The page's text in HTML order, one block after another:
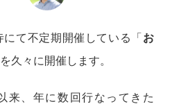
て不定期開催している「 お
を久々に開催します。
来、年に数回行なってきた